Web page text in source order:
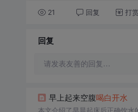
21 回复 打赏
回复
请发表友善的回复…
早上起来空腹喝白开水
本文介绍了早晨起床后正确饮水